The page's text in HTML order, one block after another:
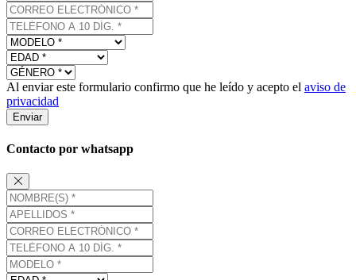
Al enviar este formulario confirmo que he leído y acepto el aviso de
privacidad
Enviar
Contacto por whatsapp